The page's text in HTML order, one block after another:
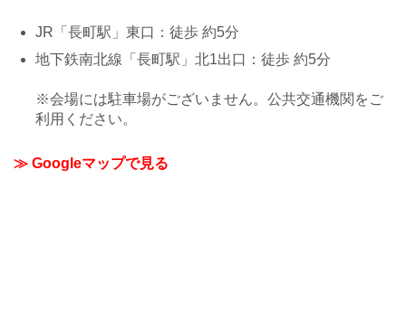
JR「長町駅」東口：徒歩 約5分
地下鉄南北線「長町駅」北1出口：徒歩 約5分
※会場には駐車場がございません。公共交通機関をご
利用ください。
≫ Googleマップで見る